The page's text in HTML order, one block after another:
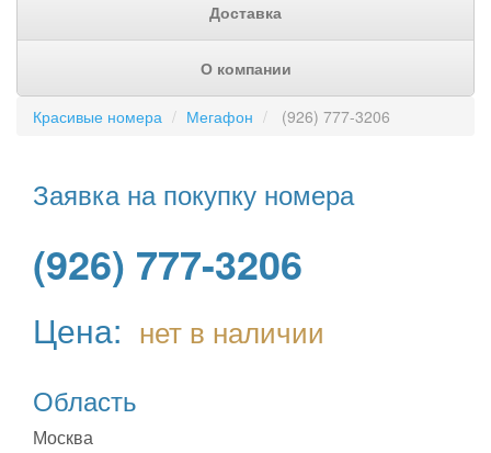
Доставка
О компании
Красивые номера Мегафон (926) 777-3206
Заявка на покупку номера
(926) 777-3206
Цена: нет в наличии
Область
Москва